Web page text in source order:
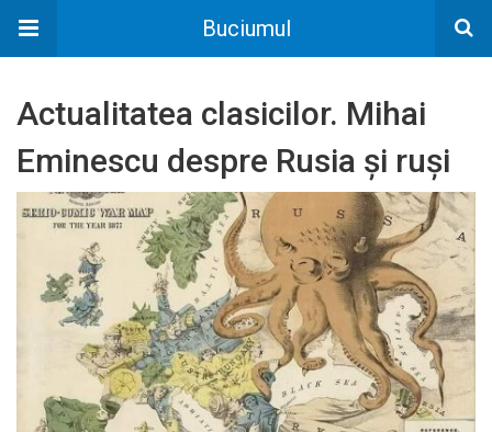
Buciumul
Actualitatea clasicilor. Mihai
Eminescu despre Rusia și ruși